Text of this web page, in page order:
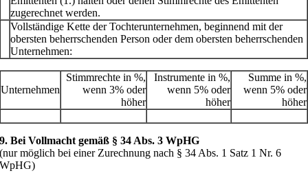
zugerechnet werden.
Vollständige Kette der Tochterunternehmen, beginnend mit der
obersten beherrschenden Person oder dem obersten beherrschenden
Unternehmen:
Unternehmen
Stimmrechte in %,
wenn 3% oder
höher
Instrumente in %,
wenn 5% oder
höher
Summe in %,
wenn 5% oder
höher
9. Bei Vollmacht gemäß § 34 Abs. 3 WpHG
(nur möglich bei einer Zurechnung nach § 34 Abs. 1 Satz 1 Nr. 6
WpHG)